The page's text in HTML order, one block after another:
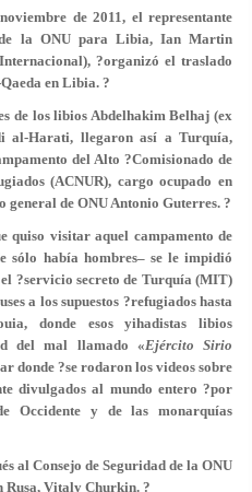
de 2011, el representante
de la ONU para Libia, Ian Martin
?organizó el traslado
en Libia. ?
de los libios Abdelhakim Belhaj (ex
al-Harati, llegaron así a Turquía,
del Alto ?Comisionado de
(ACNUR), cargo ocupado en
general de ONU Antonio Guterres. ?
quiso visitar aquel campamento de
sólo había hombres– se le impidió
?servicio secreto de Turquía (MIT)
a los supuestos ?refugiados hasta
donde esos yihadistas libios
del mal llamado «Ejército Sirio
donde ?se rodaron los videos sobre
divulgados al mundo entero ?por
Occidente y de las monarquías
al Consejo de Seguridad de la ONU
Rusa, Vitaly Churkin. ?